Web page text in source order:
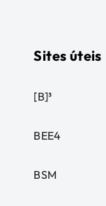
Sites úteis
[B]³
BEE4
BSM